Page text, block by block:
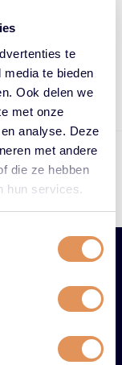
te
te bieden
Ook delen we
met onze
analyse. Deze
met andere
die ze hebben
hun services.
maken van
geven je